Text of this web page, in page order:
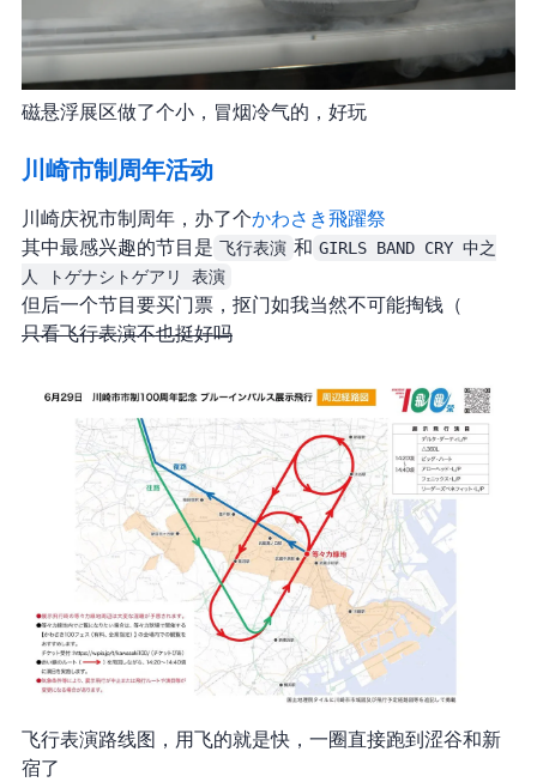
磁悬浮展区做了个小 UFO，冒烟(冷气)的 UFO，好玩
川崎市制100周年活动
川崎庆祝市制100周年，办了个かわさき飛躍祭
其中最感兴趣的节目是 飞行表演 和 GIRLS BAND CRY 中之
人 トゲナシトゲアリ 表演
但后一个节目要买门票，抠门如我当然不可能掏钱（
只看飞行表演不也挺好吗?.jpg
飞行表演路线图，用飞的就是快，一圈直接跑到涩谷和新
宿了